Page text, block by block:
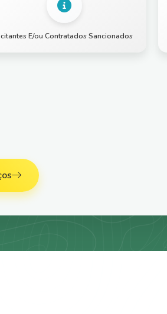
E/ou Contratados Sancionados